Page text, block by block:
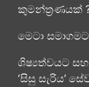
කුමන්ත්‍රණයක්
මෙටා
ශිෂ්‍යත්වයට
‘සිසු සැරිය’